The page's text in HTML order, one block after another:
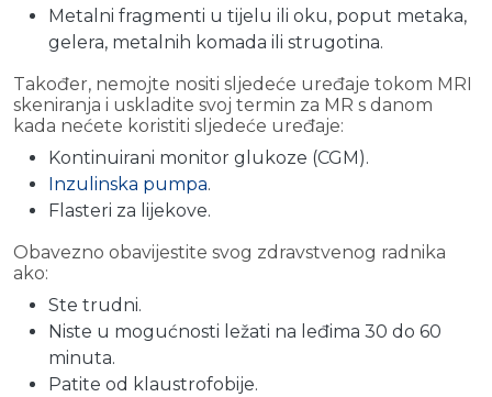
Metalni fragmenti u tijelu ili oku, poput metaka,
gelera, metalnih komada ili strugotina.
Također, nemojte nositi sljedeće uređaje tokom MRI
skeniranja i uskladite svoj termin za MR s danom
kada nećete koristiti sljedeće uređaje:
Kontinuirani monitor glukoze (CGM).
Inzulinska pumpa.
Flasteri za lijekove.
Obavezno obavijestite svog zdravstvenog radnika
ako:
Ste trudni.
Niste u mogućnosti ležati na leđima 30 do 60
minuta.
Patite od klaustrofobije.